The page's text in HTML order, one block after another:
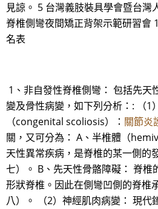
見諒。 5 台灣義肢裝具學會暨台灣
脊椎側彎夜間矯正背架示範研習會
名表
1、非自發性脊椎側彎： 包括先天
變及骨性病變，如下列分析：: （1
（congenital scoliosis）： 關節炎
關，又可分為： A、半椎體（
天性異常疾病，是脊椎的某一側的
七）。 B、先天性骨骼障礙： 脊椎
形狀脊椎。因此在側彎凹側的脊椎
八）。 （2）神經肌肉病變： 現代